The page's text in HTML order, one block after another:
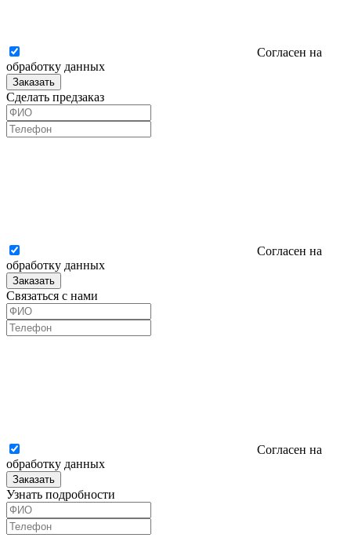
Согласен на
обработку данных
Заказать
Сделать предзаказ
Согласен на
обработку данных
Заказать
Связаться с нами
Согласен на
обработку данных
Заказать
Узнать подробности